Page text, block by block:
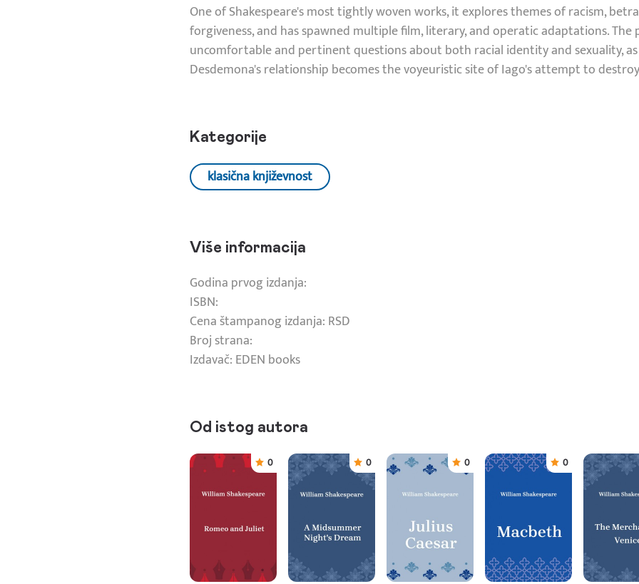
One of Shakespeare's most tightly woven works, it explores themes of racism,
forgiveness, and has spawned multiple film, literary, and operatic adaptations. The
uncomfortable and pertinent questions about both racial identity and sexuality,
Desdemona's relationship becomes the voyeuristic site of Iago's attempt to
Kategorije
klasična književnost
Više informacija
Godina prvog izdanja:
ISBN:
Cena štampanog izdanja: RSD
Broj strana:
Izdavač: EDEN books
Od istog autora
0 0 0 0